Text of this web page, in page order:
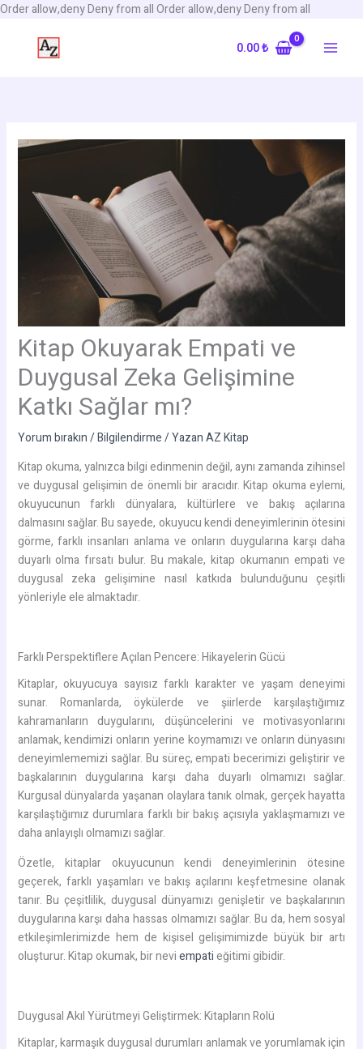
Order allow,deny Deny from allOrder allow,deny Deny from all
0.00₺
Kitap Okuyarak Empati ve
Duygusal Zeka Gelişimine
Katkı Sağlar mı?
Yorum bırakın/Bilgilendirme/ YazanAZ Kitap
Kitap okuma, yalnızca bilgi edinmenin değil, aynı zamanda zihinsel
ve duygusal gelişimin de önemli bir aracıdır. Kitap okuma eylemi,
okuyucunun farklı dünyalara, kültürlere ve bakış açılarına
dalmasını sağlar. Bu sayede, okuyucu kendi deneyimlerinin ötesini
görme, farklı insanları anlama ve onların duygularına karşı daha
duyarlı olma fırsatı bulur. Bu makale, kitap okumanın empati ve
duygusal zeka gelişimine nasıl katkıda bulunduğunu çeşitli
yönleriyle ele almaktadır.
Farklı Perspektiflere Açılan Pencere: Hikayelerin Gücü
Kitaplar, okuyucuya sayısız farklı karakter ve yaşam deneyimi
sunar. Romanlarda, öykülerde ve şiirlerde karşılaştığımız
kahramanların duygularını, düşüncelerini ve motivasyonlarını
anlamak, kendimizi onların yerine koymamızı ve onların dünyasını
deneyimlememizi sağlar. Bu süreç, empati becerimizi geliştirir ve
başkalarının duygularına karşı daha duyarlı olmamızı sağlar.
Kurgusal dünyalarda yaşanan olaylara tanık olmak, gerçek hayatta
karşılaştığımız durumlara farklı bir bakış açısıyla yaklaşmamızı ve
daha anlayışlı olmamızı sağlar.
Özetle, kitaplar okuyucunun kendi deneyimlerinin ötesine
geçerek, farklı yaşamları ve bakış açılarını keşfetmesine olanak
tanır. Bu çeşitlilik, duygusal dünyamızı genişletir ve başkalarının
duygularına karşı daha hassas olmamızı sağlar. Bu da, hem sosyal
etkileşimlerimizde hem de kişisel gelişimimizde büyük bir artı
oluşturur. Kitap okumak, bir neviempatieğitimi gibidir.
Duygusal Akıl Yürütmeyi Geliştirmek: Kitapların Rolü
Kitaplar, karmaşık duygusal durumları anlamak ve yorumlamak için